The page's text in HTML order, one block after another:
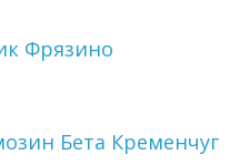
Фрязино
Бета Кременчуг